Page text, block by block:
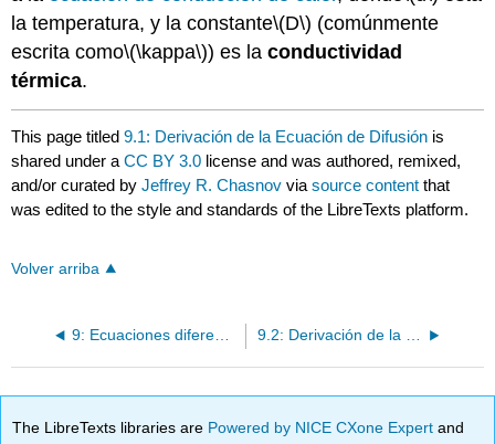
la temperatura, y la constante\(D\) (comúnmente
escrita como\(\kappa\)) es laconductividad
térmica.
This page titled9.1: Derivación de la Ecuación de Difusión is
shared under aCC BY 3.0 license and was authored, remixed,
and/or curated byJeffrey R. Chasnov viasource content that
was edited to the style and standards of the LibreTexts platform.
Volver arriba
9: Ecuaciones diferenciales parciales
The LibreTexts libraries are Powered by NICE CXone Expertand